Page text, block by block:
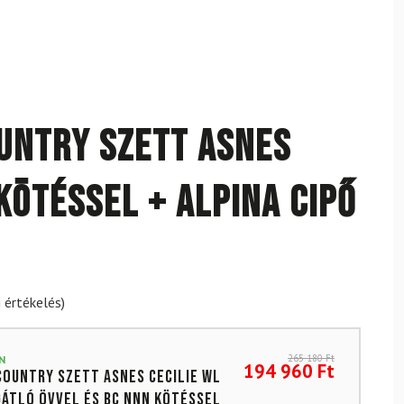
szett ASNES
+ Alpina cipő
értékelés)
szett ASNES Cecilie WL
övvel és BC NNN kötéssel
265 180Ft
194 960 Ft